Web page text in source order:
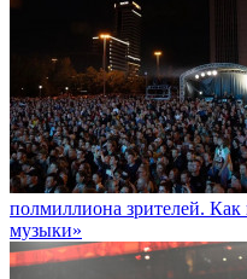
полмиллиона зрителей.
музыки»